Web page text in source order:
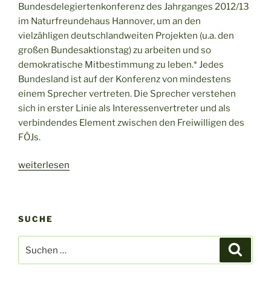
Bundesdelegiertenkonferenz des Jahrganges 2012/13
im Naturfreundehaus Hannover, um an den
vielzähligen deutschlandweiten Projekten (u.a. den
großen Bundesaktionstag) zu arbeiten und so
demokratische Mitbestimmung zu leben.* Jedes
Bundesland ist auf der Konferenz von mindestens
einem Sprecher vertreten. Die Sprecher verstehen
sich in erster Linie als Interessenvertreter und als
verbindendes Element zwischen den Freiwilligen des
FÖJs.
„PM
weiterlesen
SUCHE
nach: